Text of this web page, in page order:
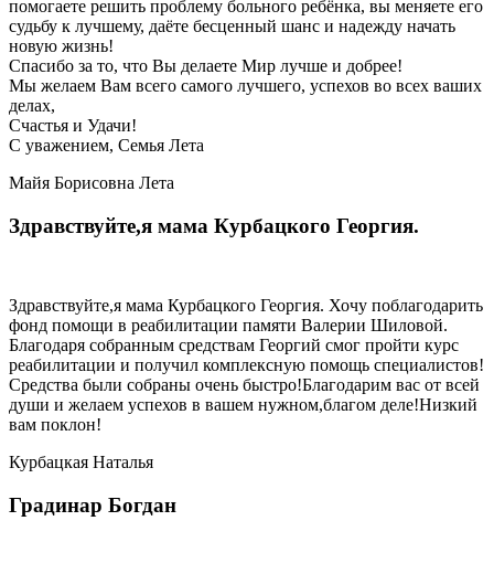
помогаете решить проблему больного ребёнка, вы меняете его
судьбу к лучшему, даёте бесценный шанс и надежду начать
новую жизнь!
Спасибо за то, что Вы делаете Мир лучше и добрее!
Мы желаем Вам всего самого лучшего, успехов во всех ваших
делах,
Счастья и Удачи!
С уважением, Семья Лета
Майя Борисовна Лета
Здравствуйте,я мама Курбацкого Георгия.
Здравствуйте,я мама Курбацкого Георгия. Хочу поблагодарить
фонд помощи в реабилитации памяти Валерии Шиловой.
Благодаря собранным средствам Георгий смог пройти курс
реабилитации и получил комплексную помощь специалистов!
Средства были собраны очень быстро!Благодарим вас от всей
души и желаем успехов в вашем нужном,благом деле!Низкий
вам поклон!
Курбацкая Наталья
Градинар Богдан